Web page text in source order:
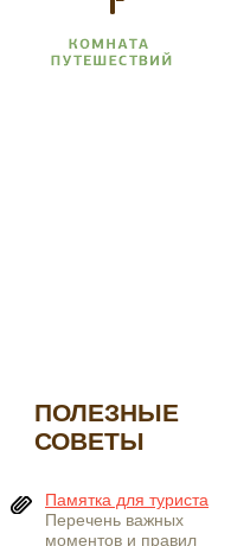
ПОЛЕЗНЫЕ
СОВЕТЫ
Памятка для туриста
Перечень важных
моментов и правил